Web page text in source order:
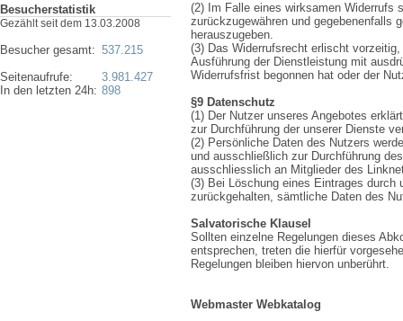
Besucherstatistik
Gezählt seit dem 13.03.2008
Besucher gesamt:
Seitenaufrufe:
In den letzten 24h:
537.215
3.981.427
898
(2) Im Falle eines wirksamen Widerrufs
zurückzugewähren und gegebenenfalls
herauszugeben.
(3) Das Widerrufsrecht erlischt
Ausführung der Dienstleistung mit
Widerrufsfrist begonnen hat oder der
§9 Datenschutz
(1) Der Nutzer unseres Angebotes
zur Durchführung der unserer Dienste
(2) Persönliche Daten des Nutzers
und ausschließlich zur Durchführung
ausschliesslich an Mitglieder des
(3) Bei Löschung eines Eintrages durch
zurückgehalten, sämtliche Daten des
Salvatorische Klausel
Sollten einzelne Regelungen dieses
entsprechen, treten die hierfür
Regelungen bleiben hiervon unberührt.
Webmaster Webkatalog